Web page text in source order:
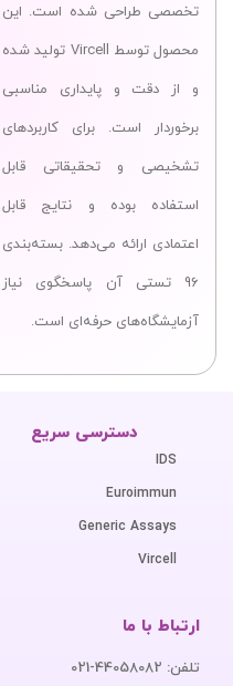
تخصصی طراحی شده است. این
محصول توسط Vircell تولید شده
و از دقت و پایداری مناسبی
برخوردار است. برای کاربردهای
تشخیصی و تحقیقاتی قابل
استفاده بوده و نتایج قابل
اعتمادی ارائه می‌دهد. بسته‌بندی
96 تستی آن پاسخگوی نیاز
آزمایشگاه‌های حرفه‌ای است.
دسترسی سریع
IDS
Euroimmun
Generic Assays
Vircell
ارتباط با ما
تلفن: 44058082-021